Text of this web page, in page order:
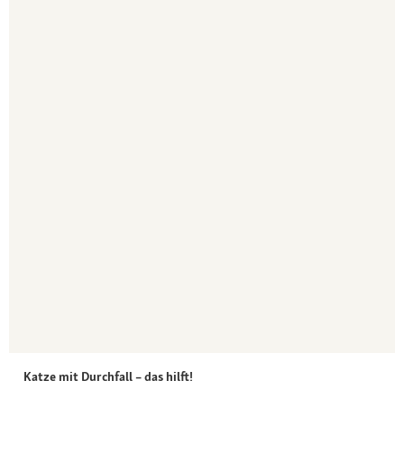
Katze mit Durchfall – das hilft!